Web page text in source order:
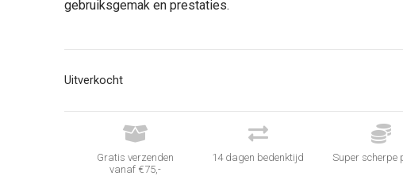
gebruiksgemak en prestaties.
Uitverkocht

Gratis verzenden
vanaf €75,-

14 dagen bedenktijd

Super scherpe